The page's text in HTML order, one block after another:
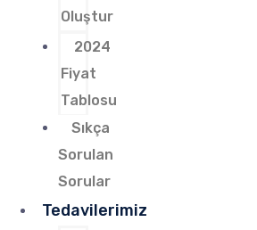
Oluştur
2024
Fiyat
Tablosu
Sıkça
Sorulan
Sorular
Tedavilerimiz